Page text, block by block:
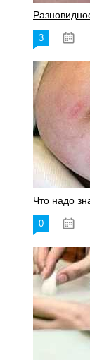
3
Что надо
0